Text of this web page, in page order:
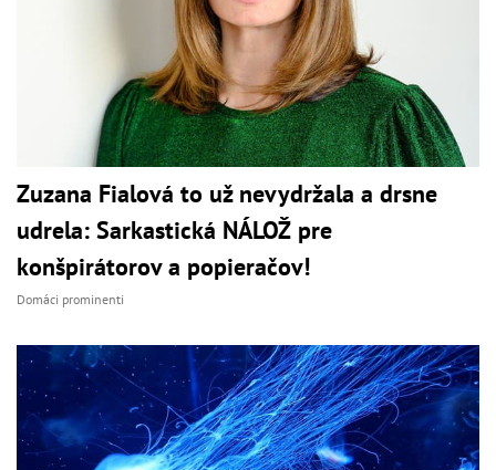
Zuzana Fialová to už nevydržala a drsne
udrela: Sarkastická NÁLOŽ pre
konšpirátorov a popieračov!
Domáci prominenti